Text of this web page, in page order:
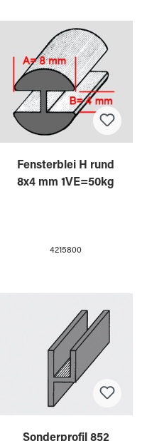
Fensterblei H rund
8x4 mm 1VE=50kg
4215800
Sonderprofil 852